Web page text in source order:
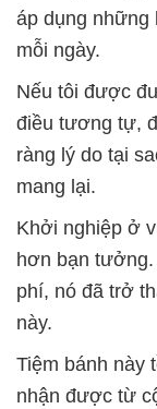
áp dụng những
mỗi ngày.
Nếu tôi được
điều tương tự,
ràng lý do tại
mang lại.
Khởi nghiệp ở
hơn bạn
phí, nó đã trở
này.
Tiệm bánh này
nhận được từ